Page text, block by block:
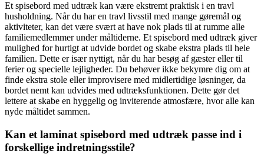
Et spisebord med udtræk kan være ekstremt praktisk i en travl
husholdning. Når du har en travl livsstil med mange gøremål og
aktiviteter, kan det være svært at have nok plads til at rumme alle
familiemedlemmer under måltiderne. Et spisebord med udtræk giver
mulighed for hurtigt at udvide bordet og skabe ekstra plads til hele
familien. Dette er især nyttigt, når du har besøg af gæster eller til
ferier og specielle lejligheder. Du behøver ikke bekymre dig om at
finde ekstra stole eller improvisere med midlertidige løsninger, da
bordet nemt kan udvides med udtræksfunktionen. Dette gør det
lettere at skabe en hyggelig og inviterende atmosfære, hvor alle kan
nyde måltidet sammen.
Kan et laminat spisebord med udtræk passe ind i
forskellige indretningsstile?